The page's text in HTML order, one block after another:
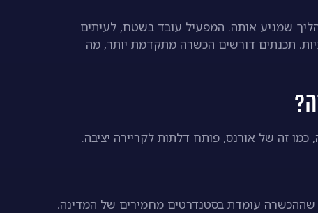
שמניע אותה. המפעיל עובד בשטח, לעיתים
תכנתים דורשים הכשרה מתקדמת יותר, מה
זה של אורנס, פותח דלתות לקריירה יציבה.
עומדת בסטנדרטים מחמירים של המדינה.